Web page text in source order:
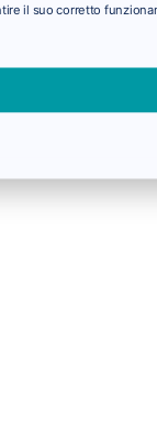
il suo corretto